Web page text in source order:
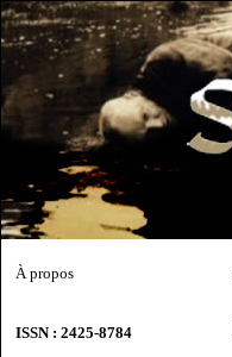
À propos
ISSN : 2425-8784